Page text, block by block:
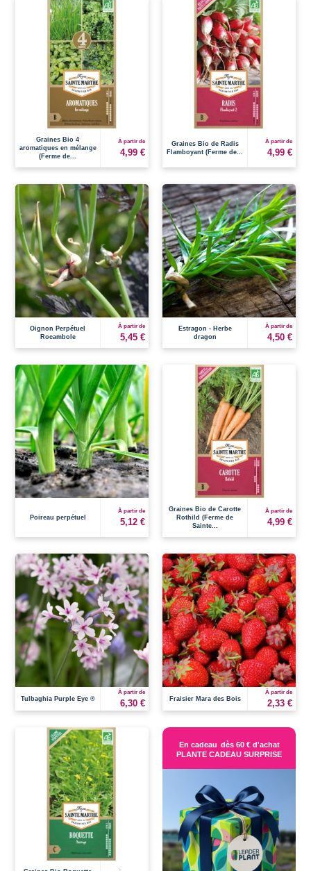
Graines Bio 4
aromatiques en mélange
(Ferme de...
À partir de
4,99 €
Graines Bio de Radis
Flamboyant (Ferme de...
À partir de
4,99 €
Oignon Perpétuel
Rocambole
À partir de
5,45 €
Estragon - Herbe
dragon
À partir de
4,50 €
Poireau perpétuel
À partir de
5,12 €
Graines Bio de Carotte
Rothild (Ferme de
Sainte...
À partir de
4,99 €
Tulbaghia Purple Eye ®
À partir de
6,30 € Fraisier Mara des Bois
À partir de
2,33 €
En cadeau dès 60 € d'achat
PLANTE CADEAU SURPRISE